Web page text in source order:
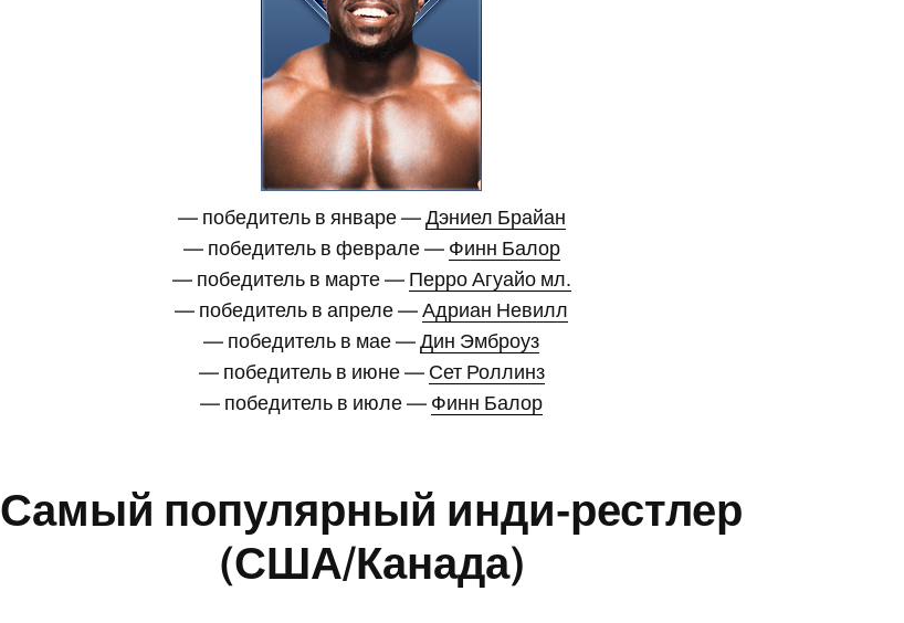
— победитель в январе — Дэниел Брайан
— победитель в феврале — Финн Балор
— победитель в марте — Перро Агуайо мл.
— победитель в апреле — Адриан Невилл
— победитель в мае — Дин Эмброуз
— победитель в июне — Сет Роллинз
— победитель в июле — Финн Балор
Самый популярный инди-рестлер
(США/Канада)